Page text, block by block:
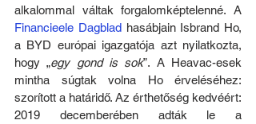
Financieele Dagblad hasábjain Isbrand Ho,
a BYD európai igazgatója azt nyilatkozta,
hogy „egy gond is sok”. A Heavac-esek
mintha súgtak volna Ho érveléséhez:
szorított a határidő. Az érthetőség kedvéért:
2019 decemberében adták le a